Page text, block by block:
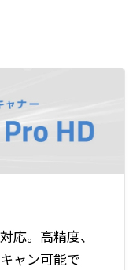
応。高精度、
ャン可能で